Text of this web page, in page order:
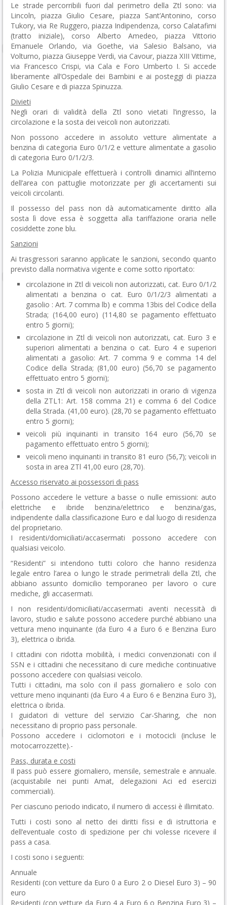
Le strade percorribili fuori dal perimetro della Ztl sono: via
Lincoln, piazza Giulio Cesare, piazza Sant’Antonino, corso
Tukory, via Re Ruggero, piazza Indipendenza, corso Calatafimi
(tratto iniziale), corso Alberto Amedeo, piazza Vittorio
Emanuele Orlando, via Goethe, via Salesio Balsano, via
Volturno, piazza Giuseppe Verdi, via Cavour, piazza XIII Vittime,
via Francesco Crispi, via Cala e Foro Umberto I. Si accede
liberamente all’Ospedale dei Bambini e ai posteggi di piazza
Giulio Cesare e di piazza Spinuzza.
Divieti
Negli orari di validità della Ztl sono vietati l’ingresso, la
circolazione e la sosta dei veicoli non autorizzati.
Non possono accedere in assoluto vetture alimentate a
benzina di categoria Euro 0/1/2 e vetture alimentate a gasolio
di categoria Euro 0/1/2/3.
La Polizia Municipale effettuerà i controlli dinamici all’interno
dell’area con pattuglie motorizzate per gli accertamenti sui
veicoli circolanti.
Il possesso del pass non dà automaticamente diritto alla
sosta lì dove essa è soggetta alla tariffazione oraria nelle
cosiddette zone blu.
Sanzioni
Ai trasgressori saranno applicate le sanzioni, secondo quanto
previsto dalla normativa vigente e come sotto riportato:
circolazione in Ztl di veicoli non autorizzati, cat. Euro 0/1/2
alimentati a benzina o cat. Euro 0/1/2/3 alimentati a
gasolio : Art. 7 comma lb) e comma 13bis del Codice della
Strada; (164,00 euro) (114,80 se pagamento effettuato
entro 5 giorni);
circolazione in Ztl di veicoli non autorizzati, cat. Euro 3 e
superiori alimentati a benzina o cat. Euro 4 e superiori
alimentati a gasolio: Art. 7 comma 9 e comma 14 del
Codice della Strada; (81,00 euro) (56,70 se pagamento
effettuato entro 5 giorni);
sosta in Ztl di veicoli non autorizzati in orario di vigenza
della ZTL1: Art. 158 comma 21) e comma 6 del Codice
della Strada. (41,00 euro). (28,70 se pagamento effettuato
entro 5 giorni);
veicoli più inquinanti in transito 164 euro (56,70 se
pagamento effettuato entro 5 giorni);
veicoli meno inquinanti in transito 81 euro (56,7); veicoli in
sosta in area ZTl 41,00 euro (28,70).
Accesso riservato ai possessori di pass
Possono accedere le vetture a basse o nulle emissioni: auto
elettriche e ibride benzina/elettrico e benzina/gas,
indipendente dalla classificazione Euro e dal luogo di residenza
del proprietario.
I residenti/domiciliati/accasermati possono accedere con
qualsiasi veicolo.
“Residenti” si intendono tutti coloro che hanno residenza
legale entro l’area o lungo le strade perimetrali della Ztl, che
abbiano assunto domicilio temporaneo per lavoro o cure
mediche, gli accasermati.
I non residenti/domiciliati/accasermati aventi necessità di
lavoro, studio e salute possono accedere purché abbiano una
vettura meno inquinante (da Euro 4 a Euro 6 e Benzina Euro
3), elettrica o ibrida.
I cittadini con ridotta mobilità, i medici convenzionati con il
SSN e i cittadini che necessitano di cure mediche continuative
possono accedere con qualsiasi veicolo.
Tutti i cittadini, ma solo con il pass giornaliero e solo con
vetture meno inquinanti (da Euro 4 a Euro 6 e Benzina Euro 3),
elettrica o ibrida.
I guidatori di vetture del servizio Car-Sharing, che non
necessitano di proprio pass personale.
Possono accedere i ciclomotori e i motocicli (incluse le
motocarrozzette).-
Pass, durata e costi
Il pass può essere giornaliero, mensile, semestrale e annuale.
(acquistabile nei punti Amat, delegazioni Aci ed esercizi
commerciali).
Per ciascuno periodo indicato, il numero di accessi è illimitato.
Tutti i costi sono al netto dei diritti fissi e di istruttoria e
dell’eventuale costo di spedizione per chi volesse ricevere il
pass a casa.
I costi sono i seguenti:
Annuale
Residenti (con vetture da Euro 0 a Euro 2 o Diesel Euro 3) – 90
euro
Residenti (con vetture da Euro 4 a Euro 6 o Benzina Euro 3) –